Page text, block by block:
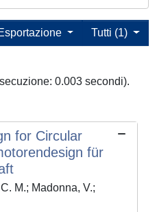
Tutti (1)
0.003 secondi).
for Circular
für
M.; Madonna, V.;